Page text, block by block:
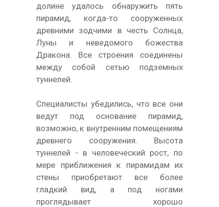
долине удалось обнаружить пять
пирамид, когда-то сооруженных
древними зодчими в честь Солнца,
Луны и неведомого божества
Дракона. Все строения соединены
между собой сетью подземных
туннелей.
Специалисты убедились, что все они
ведут под основание пирамид,
возможно, к внутренним помещениям
древнего сооружения. Высота
туннелей - в человеческий рост, по
мере приближения к пирамидам их
стены приобретают все более
гладкий вид, а под ногами
проглядывает хорошо